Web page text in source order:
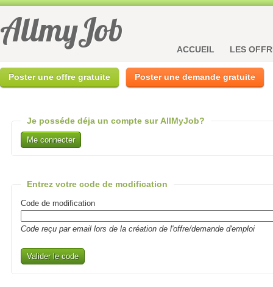
AllmyJob ACCUEIL LES
Poster une offre gratuite Poster une demande gratuite
Je posséde déja un compte sur AllMyJob?
Me connecter
Entrez votre code de modification
Code de modification
Code reçu par email lors de la création de l'offre/demande d'emploi